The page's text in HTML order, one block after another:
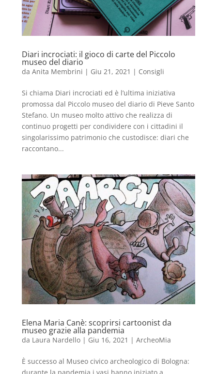
Diari incrociati: il gioco di carte del Piccolo
museo del diario
da Anita Membrini | Giu 21, 2021 | Consigli
Si chiama Diari incrociati ed è l’ultima iniziativa
promossa dal Piccolo museo del diario di Pieve Santo
Stefano. Un museo molto attivo che realizza di
continuo progetti per condividere con i cittadini il
singolarissimo patrimonio che custodisce: diari che
raccontano...
Elena Maria Canè: scoprirsi cartoonist da
museo grazie alla pandemia
da Laura Nardello| Giu 16, 2021 | ArcheoMia
È successo al Museo civico archeologico di Bologna: